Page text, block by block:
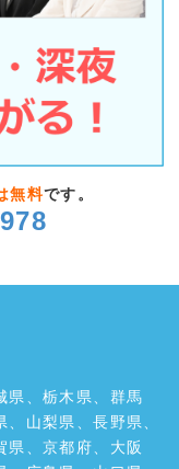
無料です。
県、栃木県、群馬
山梨県、長野県、
県、京都府、大阪